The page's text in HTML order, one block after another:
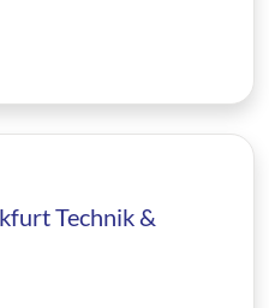
Technik &